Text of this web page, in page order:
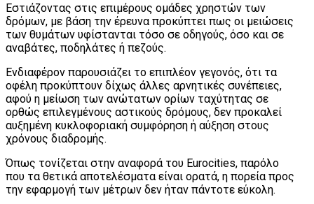
Εστιάζοντας στις επιμέρους ομάδες χρηστών των
δρόμων, με βάση την έρευνα προκύπτει πως οι μειώσεις
των θυμάτων υφίστανται τόσο σε οδηγούς, όσο και σε
αναβάτες, ποδηλάτες ή πεζούς.
Ενδιαφέρον παρουσιάζει το επιπλέον γεγονός, ότι τα
οφέλη προκύπτουν δίχως άλλες αρνητικές συνέπειες,
αφού η μείωση των ανώτατων ορίων ταχύτητας σε
ορθώς επιλεγμένους αστικούς δρόμους, δεν προκαλεί
αυξημένη κυκλοφοριακή συμφόρηση ή αύξηση στους
χρόνους διαδρομής.
Όπως τονίζεται στην αναφορά του Eurocities, παρόλο
που τα θετικά αποτελέσματα είναι ορατά, η πορεία προς
την εφαρμογή των μέτρων δεν ήταν πάντοτε εύκολη.